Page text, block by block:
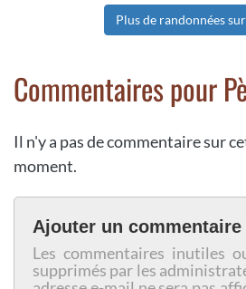
Plus de randonnées
Commentaires pour
Il n'y a pas de commentaire sur
moment.
Ajouter un commentaire
Les commentaires inutiles
supprimés par les